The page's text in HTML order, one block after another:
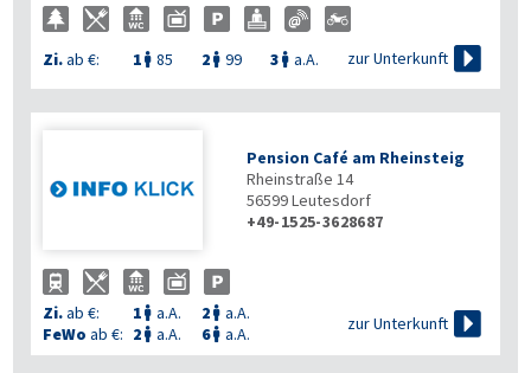
Zi.ab €: 1  85 2  99 3  a.A. zur Unterkunft 
Pension Café am Rheinsteig
Rheinstraße 14
56599Leutesdorf
+49-1525-3628687
Zi.ab €: 1  a.A. 2  a.A.
FeWo ab €: 2  a.A. 6 a.A.
zur Unterkunft 